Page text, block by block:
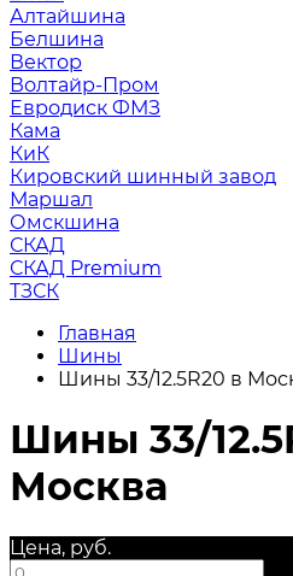
Алтайшина
Белшина
Вектор
Волтайр-Пром
Евродиск ФМЗ
Кама
КиК
Кировский шинный завод
Маршал
Омскшина
СКАД
СКАД Premium
ТЗСК
Главная
Шины
Шины 33/12.5R20 в
Шины 33/
Москва
Цена, руб.